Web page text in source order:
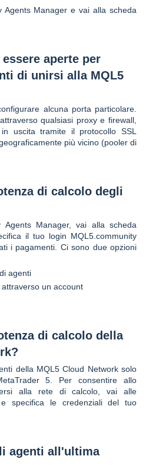
Agents Manager e vai alla scheda
aperte per
di unirsi alla MQL5
alcuna porta particolare.
qualsiasi proxy e firewall,
uscita tramite il protocollo SSL
più vicino (pooler di
di calcolo degli
Manager, vai alla scheda
il tuo login MQL5.community
i pagamenti. Ci sono due opzioni
agenti
un account
di calcolo della
della MQL5 Cloud Network solo
5. Per consentire allo
alla rete di calcolo, vai alle
specifica le credenziali del tuo
agenti all'ultima